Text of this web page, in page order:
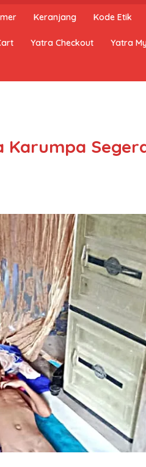
Keranjang Kode Etik
Yatra Checkout Yatra
Karumpa